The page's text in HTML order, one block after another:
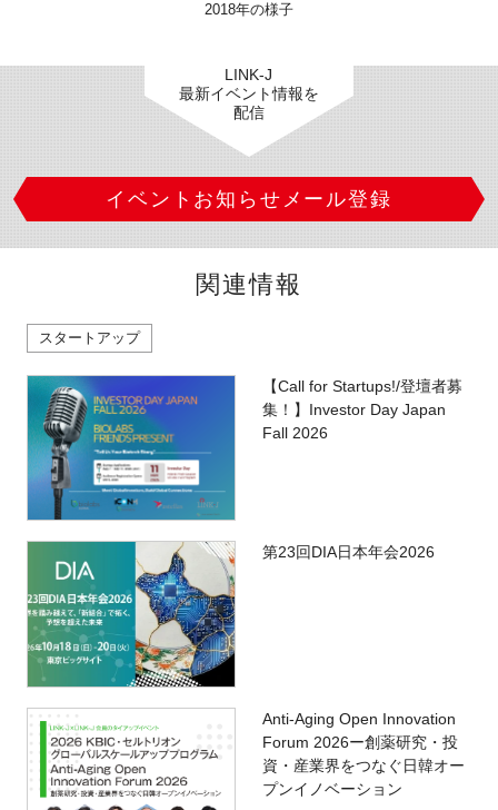
2018年の様子
LINK-J
最新イベント情報を
配信
イベントお知らせメール登録
関連情報
スタートアップ
【Call for Startups!/登壇者募
集！】Investor Day Japan
Fall 2026
第23回DIA日本年会2026
Anti-Aging Open Innovation
Forum 2026ー創薬研究・投
資・産業界をつなぐ日韓オー
プンイノベーション